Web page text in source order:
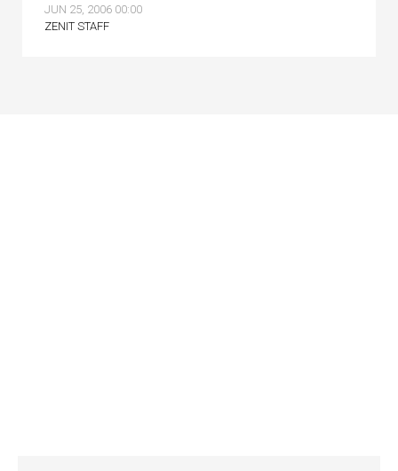
JUN 25, 2006 00:00
ZENIT STAFF